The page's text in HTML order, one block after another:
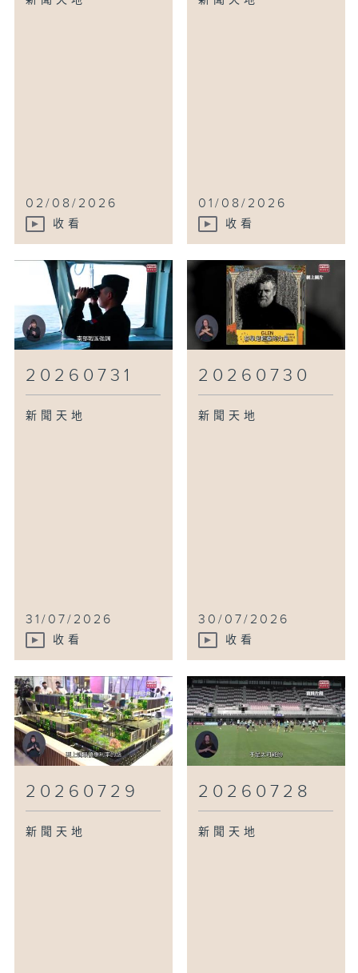
02/08/2026
收看
01/08/2026
收看
20260731
新聞天地
31/07/2026
收看
20260730
新聞天地
30/07/2026
收看
20260729
新聞天地
20260728
新聞天地